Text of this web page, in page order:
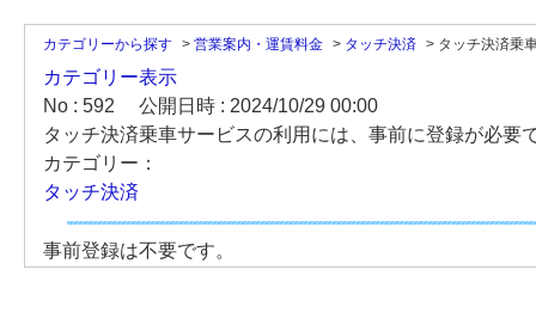
カテゴリーから探す > 営業案内・運賃料金 > タッチ決済 > タッチ決済乗
カテゴリー表示
No : 592
公開日時 : 2024/10/29 00:00
タッチ決済乗車サービスの利用には、事前に登録が必要
カテゴリー：
タッチ決済
事前登録は不要です。